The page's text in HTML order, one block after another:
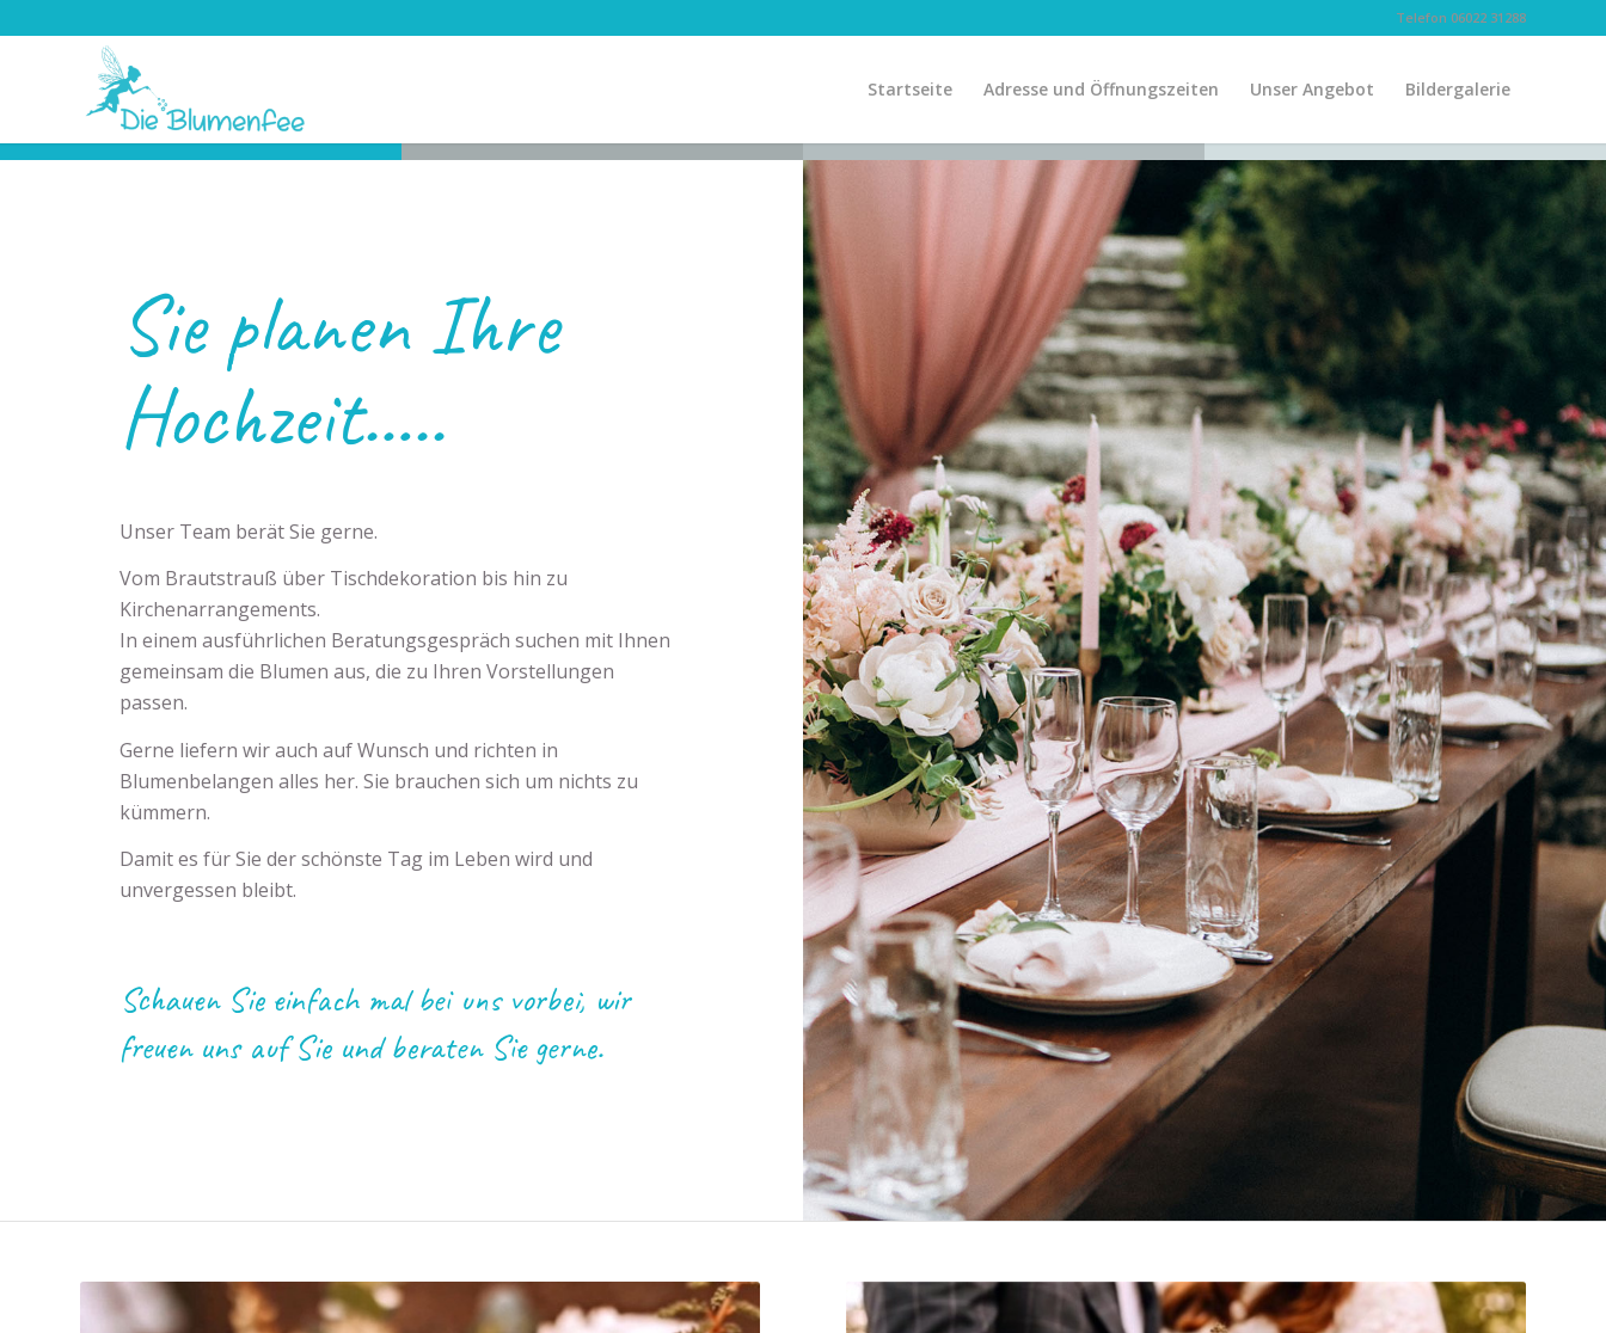
Telefon 06022 31288
Startseite Adresse und Öffnungszeiten Unser Angebot Bildergalerie
Sie planen Ihre
Hochzeit…..
Unser Team berät Sie gerne.
Vom Brautstrauß über Tischdekoration bis hin zu
Kirchenarrangements.
In einem ausführlichen Beratungsgespräch suchen mit Ihnen
gemeinsam die Blumen aus, die zu Ihren Vorstellungen
passen.
Gerne liefern wir auch auf Wunsch und richten in
Blumenbelangen alles her. Sie brauchen sich um nichts zu
kümmern.
Damit es für Sie der schönste Tag im Leben wird und
unvergessen bleibt.
Schauen Sie einfach mal bei uns vorbei, wir
freuen uns auf Sie und beraten Sie gerne.